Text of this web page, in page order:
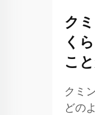
ク
く
こ
クミ
どの